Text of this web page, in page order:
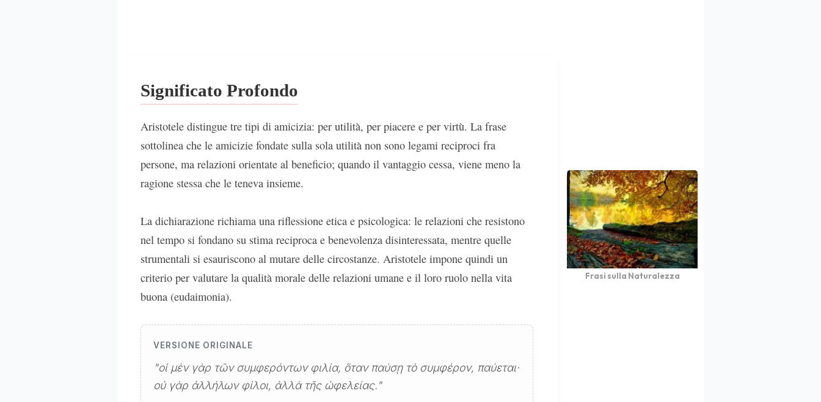
Significato Profondo
Aristotele distingue tre tipi di amicizia: per utilità, per piacere e per virtù. La frase
sottolinea che le amicizie fondate sulla sola utilità non sono legami reciproci fra
persone, ma relazioni orientate al beneficio; quando il vantaggio cessa, viene meno la
ragione stessa che le teneva insieme.
La dichiarazione richiama una riflessione etica e psicologica: le relazioni che resistono
nel tempo si fondano su stima reciproca e benevolenza disinteressata, mentre quelle
strumentali si esauriscono al mutare delle circostanze. Aristotele impone quindi un
criterio per valutare la qualità morale delle relazioni umane e il loro ruolo nella vita
buona (eudaimonia).
VERSIONE ORIGINALE
"οἱ μὲν γὰρ τῶν συμφερόντων φιλία, ὅταν παύσῃ τὸ συμφέρον, παύεται·
οὐ γὰρ ἀλλήλων φίλοι, ἀλλὰ τῆς ὠφελείας."
Frasi sulla Naturalezza